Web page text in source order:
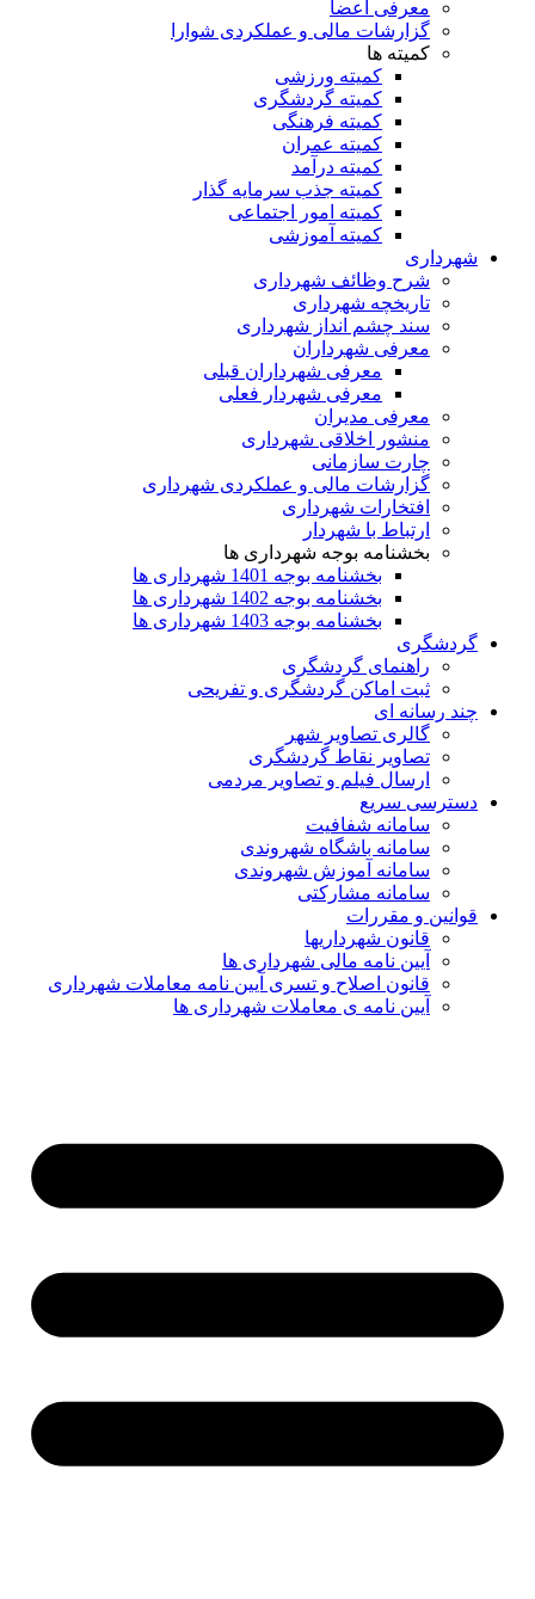
معرفی اعضا
گزارشات مالی و عملکردی شوارا
کمیته ها
کمیته ورزشی
کمیته گردشگری
کمیته فرهنگی
کمیته عمران
کمیته درآمد
کمیته جذب سرمایه گذار
کمیته امور اجتماعی
کمیته آموزشی
شهرداری
شرح وظائف شهرداری
تاریخچه شهرداری
سند چشم انداز شهرداری
معرفی شهرداران
معرفی شهرداران قبلی
معرفی شهردار فعلی
معرفی مدیران
منشور اخلاقی شهرداری
چارت سازمانی
گزارشات مالی و عملکردی شهرداری
افتخارات شهرداری
ارتباط با شهردار
بخشنامه بوجه شهرداری ها
بخشنامه بوجه 1401 شهرداری ها
بخشنامه بوجه 1402 شهرداری ها
بخشنامه بوجه 1403 شهرداری ها
گردشگری
راهنمای گردشگری
ثبت اماکن گردشگری و تفریحی
چند رسانه ای
گالری تصاویر شهر
تصاویر نقاط گردشگری
ارسال فیلم و تصاویر مردمی
دسترسی سریع
سامانه شفافیت
سامانه باشگاه شهروندی
سامانه آموزش شهروندی
سامانه مشارکتی
قوانین و مقررات
قانون شهرداریها
آیین نامه مالی شهرداری ها
قانون اصلاح و تسری آیین نامه معاملات شهرداری
آیین نامه ی معاملات شهرداری ها